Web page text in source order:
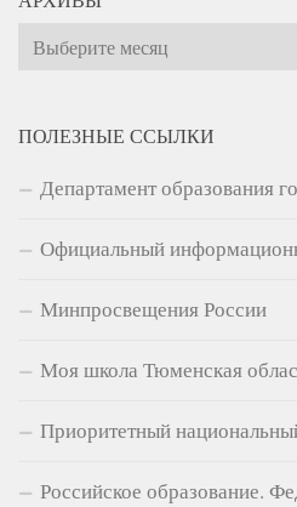
Архивы
ПОЛЕЗНЫЕ ССЫЛКИ
Департамент образования
Официальный
Минпросвещения России
Моя школа Тюменская
Приоритетный
Российское образование.